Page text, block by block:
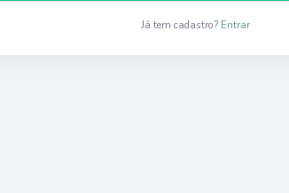
Já tem cadastro? Entrar